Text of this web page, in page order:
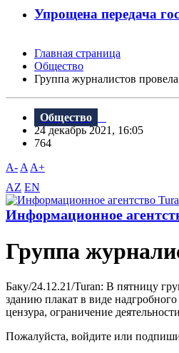
Упрощена передача
Главная страница
Общество
Группа журналистов
Общество
24 декабрь 2021, 16:05
764
A- A A+
AZ EN
Информационное
Группа
Баку/24.12.21/Turan: В пятницу
зданию плакат в виде
цензура, ограничение
Пожалуйста, войдите или